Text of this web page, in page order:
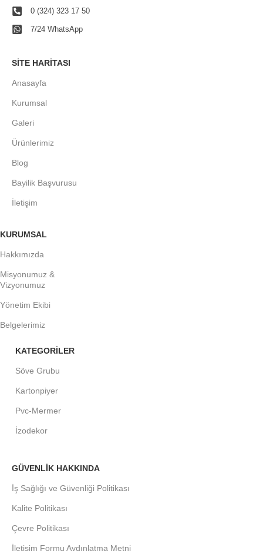
0 (324) 323 17 50
7/24 WhatsApp
SITE HARITASI
Anasayfa
Kurumsal
Galeri
Ürünlerimiz
Blog
Bayilik Başvurusu
İletişim
KURUMSAL
Hakkımızda
Misyonumuz &
Vizyonumuz
Yönetim Ekibi
Belgelerimiz
KATEGORİLER
Söve Grubu
Kartonpiyer
Pvc-Mermer
İzodekor
GÜVENLİK HAKKINDA
İş Sağlığı ve Güvenliği Politikası
Kalite Politikası
Çevre Politikası
İletişim Formu Aydınlatma Metni